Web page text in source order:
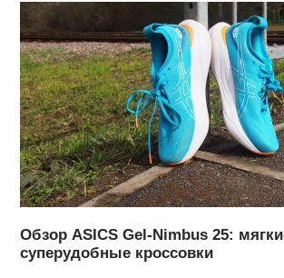
Обзор ASICS Gel-Nimbus 25:
суперудобные кроссовки